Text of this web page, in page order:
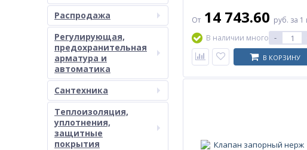
Распродажа
Регулирующая,
предохранительная
арматура и
автоматика
Сантехника
Теплоизоляция,
уплотнения,
защитные
покрытия
От 14 743.60 руб. за 1
В наличии много -
В КОРЗИНУ